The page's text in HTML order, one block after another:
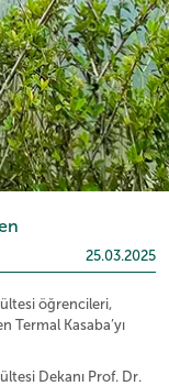
25.03.2025
öğrencileri,
Termal Kasaba’yı
Dekanı Prof. Dr.